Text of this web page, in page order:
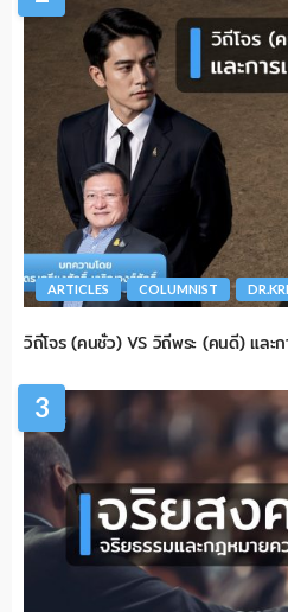
ARTICLES COLUMNIST
วิถีโจร (คนชั่ว) VS วิถีพระ (คนดี) และ
3